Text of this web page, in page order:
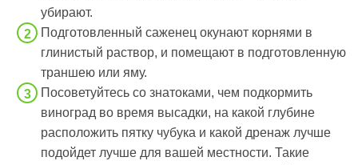
убирают.
Подготовленный саженец окунают корнями в
глинистый раствор, и помещают в подготовленную
траншею или яму.
Посоветуйтесь со знатоками, чем подкормить
виноград во время высадки, на какой глубине
расположить пятку чубука и какой дренаж лучше
подойдет лучше для вашей местности. Такие